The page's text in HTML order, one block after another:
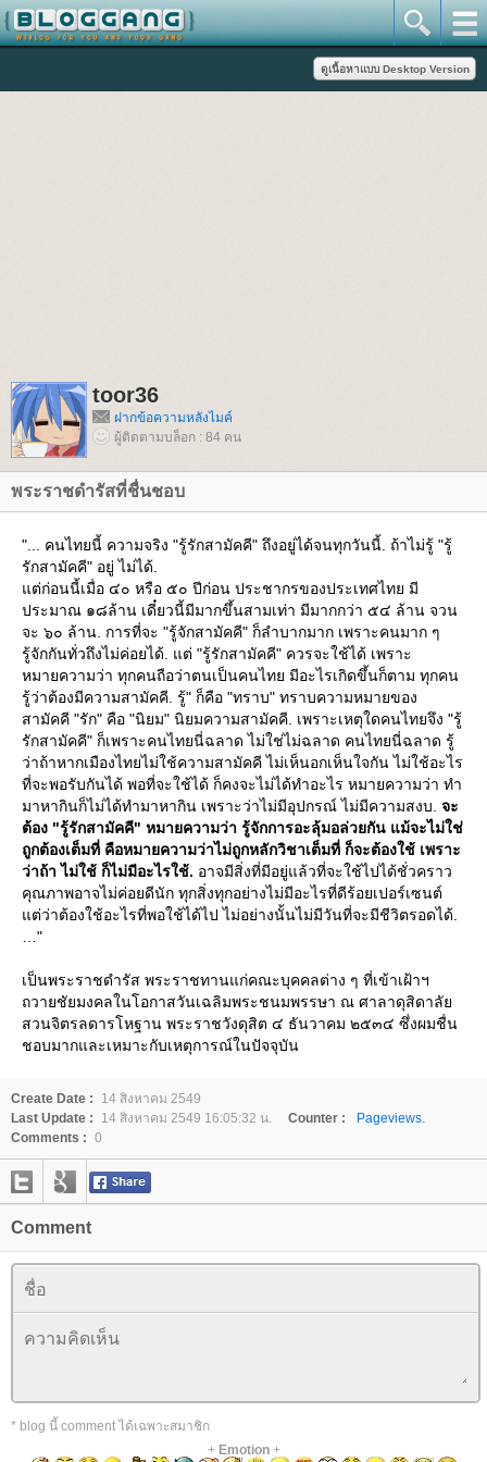
toor36
ฝากข้อความหลังไมค์
ผู้ติดตามบล็อก : 84 คน
พระราชดำรัสที่ชื่นชอบ
"... คนไทยนี้ ความจริง "รู้รักสามัคคี" ถึงอยู่ได้จนทุกวันนี้. ถ้าไม่รู้ "รู้
รักสามัคคี" อยู่ ไม่ได้.
ต่ก่อนนี้เมื่อ ๔๐ หรือ ๕๐ ปีก่อน ประชากรของประเทศไทย มี
ประมาณ ๑๘ล้าน เดี๋ยวนี้มีมากขึ้นสามเท่า มีมากกว่า ๕๔ ล้าน จวน
จะ ๖๐ ล้าน. การที่จะ "รู้จักสามัคคี" ก็ลำบากมาก เพราะคนมาก ๆ
รู้จักกันทั่วถึงไม่ค่อยได้. แต่ "รู้รักสามัคคี" ควรจะใช้ได้ เพราะ
หมายความว่า ทุกคนถือว่าตนเป็นคนไทย มีอะไรเกิดขึ้นก็ตาม ทุกคน
รู้ว่าต้องมีความสามัคคี. รู้" ก็คือ "ทราบ" ทราบความหมายของ
สามัคคี "รัก" คือ "นิยม" นิยมความสามัคคี. เพราะเหตุใดคนไทยจึง "รู้
รักสามัคคี" ก็เพราะคนไทยนี่ฉลาด ไม่ใช่ไม่ฉลาด คนไทยนี่ฉลาด รู้
ว่าถ้าหากเมืองไทยไม่ใช้ความสามัคคี ไม่เห็นอกเห็นใจกัน ไม่ใช้อะไร
ที่จะพอรับกันได้ พอที่จะใช้ได้ ก็คงจะไม่ได้ทำอะไร หมายความว่า ทำ
มาหากินก็ไม่ได้ทำมาหากิน เพราะว่าไม่มีอุปกรณ์ ไม่มีความสงบ. จะ
ต้อง "รู้รักสามัคคี" หมายความว่า รู้จักการอะลุ้มอล่วยกัน แม้จะไม่ใช่
ถูกต้องเต็มที่ คือหมายความว่าไม่ถูกหลักวิชาเต็มที่ ก็จะต้องใช้ เพราะ
ว่าถ้า ไม่ใช้ ก็ไม่มีอะไรใช้. อาจมีสิ่งที่มีอยู่แล้วที่จะใช้ไปได้ชั่วคราว
คุณภาพอาจไม่ค่อยดีนัก ทุกสิ่งทุกอย่างไม่มีอะไรที่ดีร้อยเปอร์เซนต์
ต่ว่าต้องใช้อะไรที่พอใช้ได้ไป ไม่อย่างนั้นไม่มีวันที่จะมีชีวิตรอดได้.
"
เป็นพระราชดำรัส พระราชทานแก่คณะบุคคลต่าง ๆ ที่เข้าเฝ้าฯ
ถวายชัยมงคลในโอกาสวันเฉลิมพระชนมพรรษา ณ ศาลาดุสิดาลั
สวนจิตรลดารโหฐาน พระราชวังดุสิต ๔ ธันวาคม ๒๕๓๔ ซึ่งผมชื่น
ชอบมากและเหมาะกับเหตุการณ์ในปัจจุบัน
Create Date :
14 สิงหาคม 2549
Last Update :
14 สิงหาคม 2549 16:05:32 น. Counter :
Pageviews.
Comments : 0
Comment
* blog นี้ comment ได้เฉพาะสมาชิก
+ Emotion+